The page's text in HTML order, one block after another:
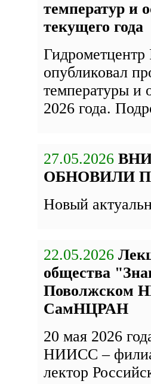
температур и
текущего года
Гидрометцентр
опубликовал
температуры и
2026 года.
27.05.2026
ОБНОВИЛИ
Новый
22.05.2026
общества
Поволжском
СамНЦРАН
20 мая 2026
НИИСС –
лектор